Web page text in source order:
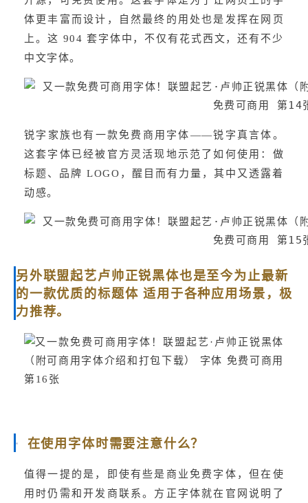
体更丰富而设计，自然最终的用处也是发挥在网页
上。这 904 套字体中，不仅有花式西文，还有不少
中文字体。
锐字家族也有一款免费商用字体——锐字真言体。
这套字体已经被官方灵活现地示范了如何使用：做
标题、品牌 LOGO，醒目而有力量，其中又透露着
动感。
另外联盟起艺卢帅正锐黑体也是至今为止最新
的一款优质的标题体 适用于各种应用场景，极
力推荐。
在使用字体时需要注意什么？
值得一提的是，即使有些是商业免费字体，但在使
用时仍需和开发商联系。方正字体就在官网说明了